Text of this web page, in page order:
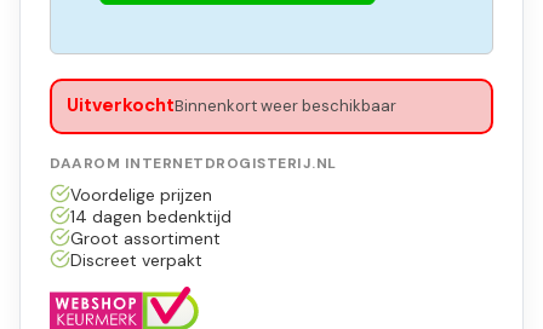
UitverkochtBinnenkort weer beschikbaar
DAAROM INTERNETDROGISTERIJ.NL
Voordelige prijzen
14 dagen bedenktijd
Groot assortiment
Discreet verpakt